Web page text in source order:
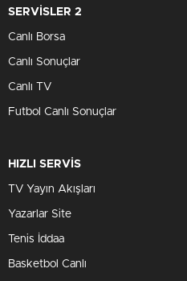
SERVİSLER 2
Canlı Borsa
Canlı Sonuçlar
Canlı TV
Futbol Canlı Sonuçlar
HIZLI SERVİS
TV Yayın Akışları
Yazarlar Site
Tenis İddaa
Basketbol Canlı